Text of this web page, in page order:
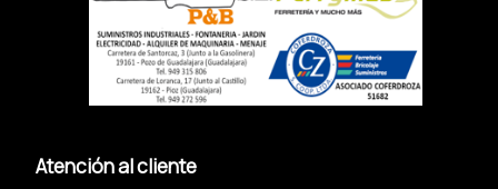
Atención al cliente